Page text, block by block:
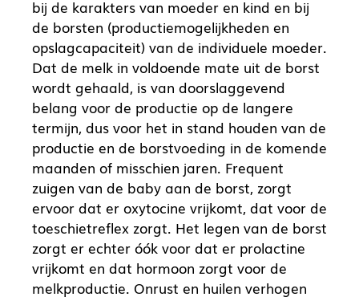
bij de karakters van moeder en kind en bij
de borsten (productiemogelijkheden en
opslagcapaciteit) van de individuele moeder.
Dat de melk in voldoende mate uit de borst
wordt gehaald, is van doorslaggevend
belang voor de productie op de langere
termijn, dus voor het in stand houden van de
productie en de borstvoeding in de komende
maanden of misschien jaren. Frequent
zuigen van de baby aan de borst, zorgt
ervoor dat er oxytocine vrijkomt, dat voor de
toeschietreflex zorgt. Het legen van de borst
zorgt er echter óók voor dat er prolactine
vrijkomt en dat hormoon zorgt voor de
melkproductie. Onrust en huilen verhogen